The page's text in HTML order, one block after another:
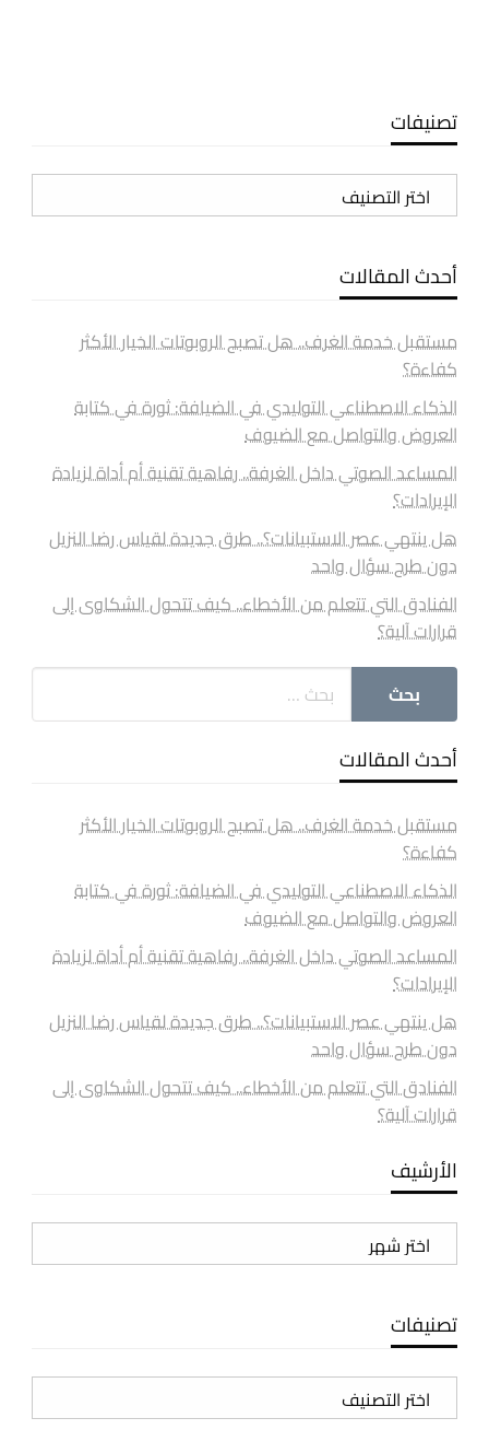
تصنيفات
تصنيفات
أحدث المقالات
مستقبل خدمة الغرف.. هل تصبح الروبوتات الخيار الأكثر
كفاءة؟
الذكاء الاصطناعي التوليدي في الضيافة: ثورة في كتابة
العروض والتواصل مع الضيوف
المساعد الصوتي داخل الغرفة.. رفاهية تقنية أم أداة لزيادة
الإيرادات؟
هل ينتهي عصر الاستبيانات؟.. طرق جديدة لقياس رضا النزيل
دون طرح سؤال واحد
الفنادق التي تتعلم من الأخطاء.. كيف تتحول الشكاوى إلى
قرارات آلية؟
أحدث المقالات
مستقبل خدمة الغرف.. هل تصبح الروبوتات الخيار الأكثر
كفاءة؟
الذكاء الاصطناعي التوليدي في الضيافة: ثورة في كتابة
العروض والتواصل مع الضيوف
المساعد الصوتي داخل الغرفة.. رفاهية تقنية أم أداة لزيادة
الإيرادات؟
هل ينتهي عصر الاستبيانات؟.. طرق جديدة لقياس رضا النزيل
دون طرح سؤال واحد
الفنادق التي تتعلم من الأخطاء.. كيف تتحول الشكاوى إلى
قرارات آلية؟
الأرشيف
الأرشيف
تصنيفات
تصنيفات